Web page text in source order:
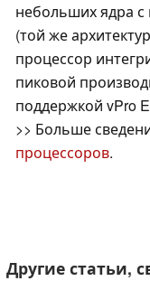
небольших ядра
(той же
процессор
пиковой
поддержкой vPro
>> Больше
процессоров.
Другие статьи,